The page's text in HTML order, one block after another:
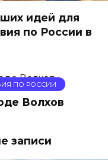
идей для
по России в
ПО РОССИИ
Волхов
записи